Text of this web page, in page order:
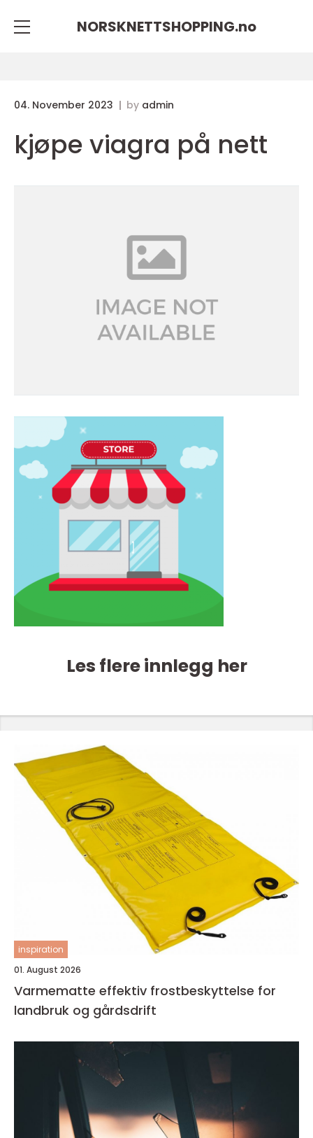
NORSKNETTSHOPPING.no
04. November 2023 by admin
kjøpe viagra på nett
Les flere innlegg her
inspiration
01. August 2026
Varmematte effektiv frostbeskyttelse for
landbruk og gårdsdrift